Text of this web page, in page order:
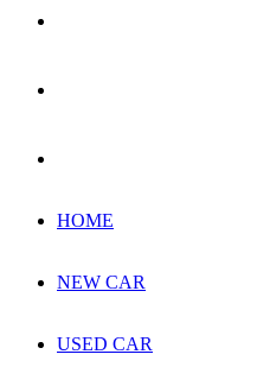
HOME
NEW CAR
USED CAR